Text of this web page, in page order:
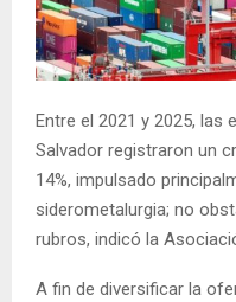
Entre el 2021 y 2025, las
Salvador registraron un
14%, impulsado
siderometalurgia; no
rubros, indicó la
A fin de diversificar la